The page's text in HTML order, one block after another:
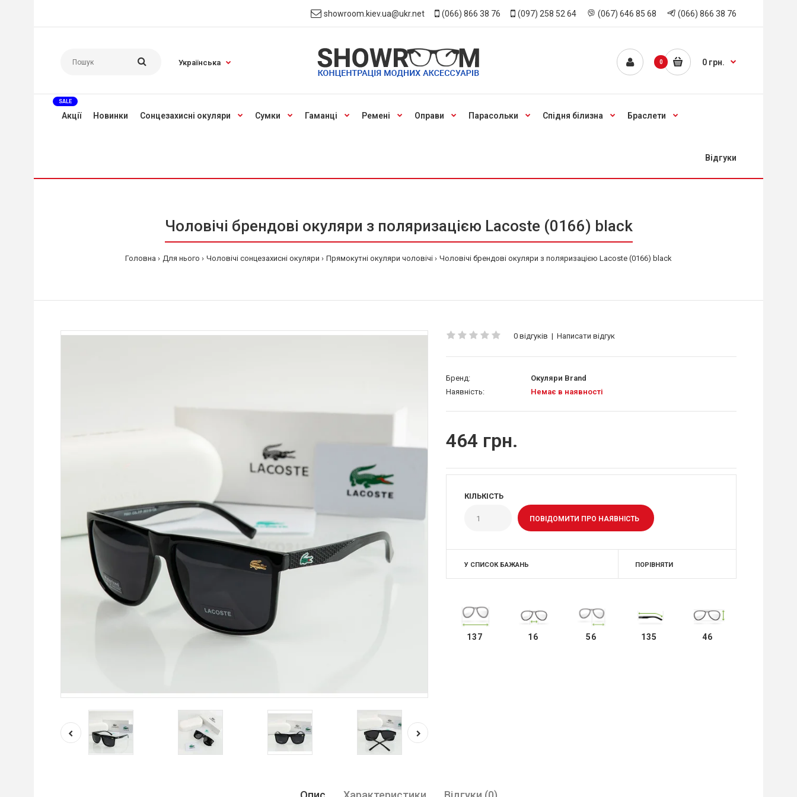
showroom.kiev.ua@ukr.net (066) 866 38 76 (097) 258 52 64 (067) 646 85 68 (066) 866 38 76
Українська 0 0 грн.
Акції
SALE
Новинки Сонцезахисні окуляри Сумки Гаманці Ремені Оправи Парасольки Спідня білизна Браслети
Відгуки
Чоловічі брендові окуляри з поляризацією Lacoste (0166) black
Головна Для нього Чоловічі сонцезахисні окуляри Прямокутні окуляри чоловічі Чоловічі брендові окуляри з поляризацією Lacoste (0166) black
0 відгуків | Написати відгук
Бренд:
Окуляри Brand
Наявність:
Немає в наявності
464 грн.
КІЛЬКІСТЬ
ПОВІДОМИТИ ПРО НАЯВНІСТЬ
У СПИСОК БАЖАНЬ ПОРІВНЯТИ
137 16 56 135 46